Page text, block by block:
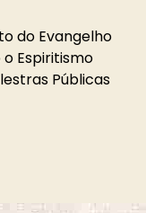
Bússola
Espiritual
do Evangelho
o Espiritismo
Públicas